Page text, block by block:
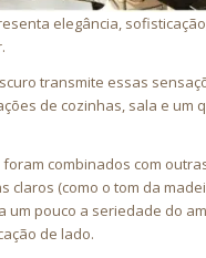
elegância,
transmite essas
de cozinhas, sala e um
combinados com
claros (como o tom da
um pouco a seriedade do
de lado.